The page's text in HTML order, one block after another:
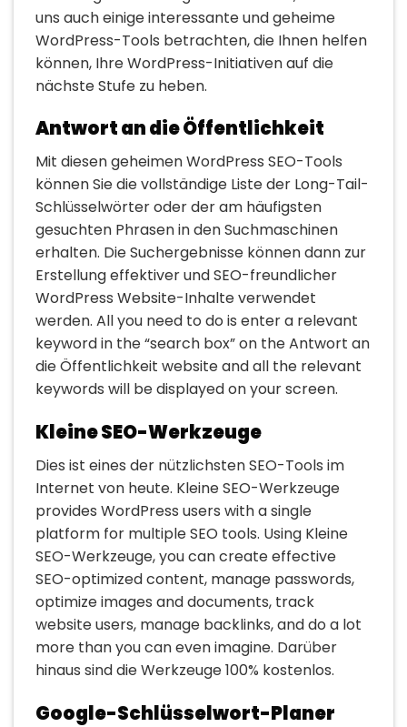
uns auch einige interessante und geheime
WordPress-Tools betrachten, die Ihnen helfen
können, Ihre WordPress-Initiativen auf die
nächste Stufe zu heben.
Antwort an die Öffentlichkeit
Mit diesen geheimen WordPress SEO-Tools
können Sie die vollständige Liste der Long-Tail-
Schlüsselwörter oder der am häufigsten
gesuchten Phrasen in den Suchmaschinen
erhalten. Die Suchergebnisse können dann zur
Erstellung effektiver und SEO-freundlicher
WordPress Website-Inhalte verwendet
werden. All you need to do is enter a relevant
keyword in the “search box” on the Antwort an
die Öffentlichkeit website and all the relevant
keywords will be displayed on your screen.
Kleine SEO-Werkzeuge
Dies ist eines der nützlichsten SEO-Tools im
Internet von heute. Kleine SEO-Werkzeuge
provides WordPress users with a single
platform for multiple SEO tools. Using Kleine
SEO-Werkzeuge, you can create effective
SEO-optimized content, manage passwords,
optimize images and documents, track
website users, manage backlinks, and do a lot
more than you can even imagine. Darüber
hinaus sind die Werkzeuge 100% kostenlos.
Google-Schlüsselwort-Planer